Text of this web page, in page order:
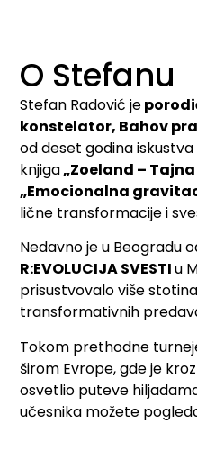
O Stefanu
Stefan Radović je
konstelator, Bahov
od deset godina
knjiga„Zoeland –
„Emocionalna
lične transformacije i
Nedavno je u Beogradu
R:EVOLUCIJA SVESTIu
prisustvovalo više
transformativnih
Tokom prethodne
širom Evrope, gde je
osvetlio puteve
učesnika možete